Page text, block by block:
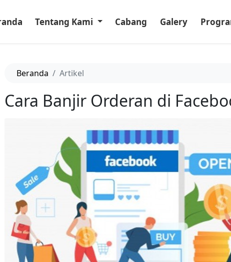
Tentang Kami Cabang Galery
Beranda Artikel
Cara Banjir Orderan di